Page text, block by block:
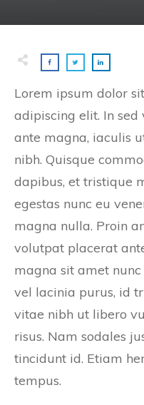
Lorem ipsum dolor
adipiscing elit. In sed
ante magna, iaculis
nibh. Quisque
dapibus, et tristique
egestas nunc eu
magna nulla. Proin
volutpat placerat
magna sit amet
vel lacinia purus, id
vitae nibh ut libero
risus. Nam sodales
tincidunt id. Etiam
tempus.